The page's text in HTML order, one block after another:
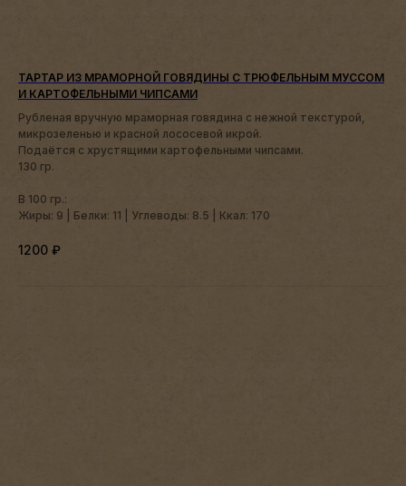
ТАРТАР ИЗ МРАМОРНОЙ ГОВЯДИНЫ С ТРЮФЕЛЬНЫМ МУССОМ
И КАРТОФЕЛЬНЫМИ ЧИПСАМИ
Рубленая вручную мраморная говядина с нежной текстурой,
микрозеленью и красной лососевой икрой.
Подаётся с хрустящими картофельными чипсами.
130 гр.
В 100 гр.:
Жиры: 9 | Белки: 11 | Углеводы: 8.5 | Ккал: 170
1200 ₽